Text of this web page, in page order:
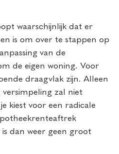
waarschijnlijk dat er
is om over te stappen op
van de
de eigen woning. Voor
draagvlak zijn. Alleen
zal niet
kiest voor een radicale
dan weer geen groot